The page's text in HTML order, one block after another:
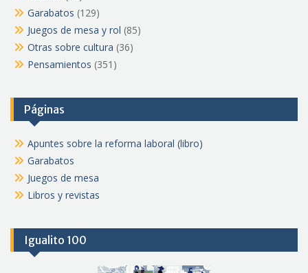
Garabatos (129)
Juegos de mesa y rol (85)
Otras sobre cultura (36)
Pensamientos (351)
Páginas
Apuntes sobre la reforma laboral (libro)
Garabatos
Juegos de mesa
Libros y revistas
Igualito 100